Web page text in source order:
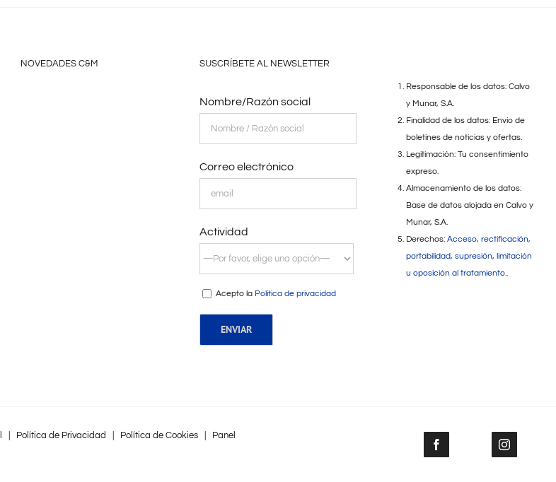
NOVEDADES C&M SUSCRÍBETE AL NEWSLETTER
Nombre/Razón social
Correo electrónico
Actividad
Acepto la Política de privacidad
Responsable de los datos: Calvo
y Munar, S.A.
Finalidad de los datos: Envío de
boletines de noticias y ofertas.
Legitimación: Tu consentimiento
expreso.
Almacenamiento de los datos:
Base de datos alojada en Calvo y
Munar, S.A.
Derechos: Acceso, rectificación,
portabilidad, supresión, limitación
u oposición al tratamiento..
Política de Privacidad Política de Cookies
Panel
Facebook Instagram